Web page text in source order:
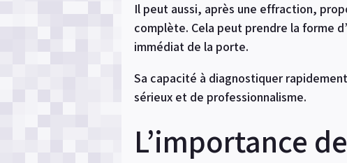
Il peut aussi, après une effraction,
complète. Cela peut prendre la forme
immédiat de la porte.
Sa capacité à diagnostiquer
sérieux et de professionnalisme.
L’importance